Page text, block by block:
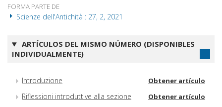
FORMA PARTE DE
Scienze dell'Antichità : 27, 2, 2021
ARTÍCULOS DEL MISMO NÚMERO (DISPONIBLES
INDIVIDUALMENTE)
Introduzione Obtener artículo
Riflessioni introduttive alla sezione Obtener artículo